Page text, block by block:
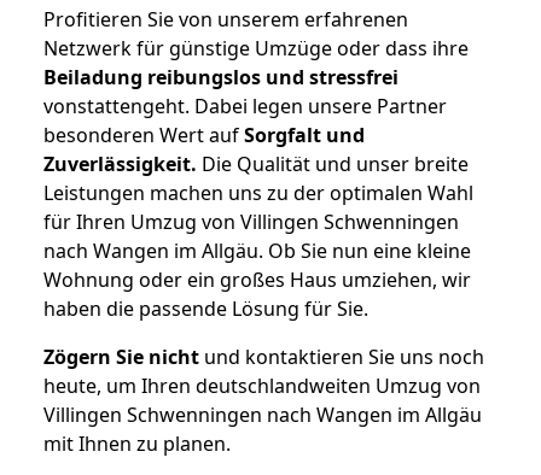
Profitieren Sie von unserem erfahrenen
Netzwerk für günstige Umzüge oder dass ihre
Beiladung reibungslos und stressfrei
vonstattengeht. Dabei legen unsere Partner
besonderen Wert aufSorgfalt und
Zuverlässigkeit. Die Qualität und unser breite
Leistungen machen uns zu der optimalen Wahl
für Ihren Umzug von Villingen Schwenningen
nach Wangen im Allgäu. Ob Sie nun eine kleine
Wohnung oder ein großes Haus umziehen, wir
haben die passende Lösung für Sie.
Zögern Sie nicht und kontaktieren Sie uns noch
heute, um Ihren deutschlandweiten Umzug von
Villingen Schwenningen nach Wangen im Allgäu
mit Ihnen zu planen.